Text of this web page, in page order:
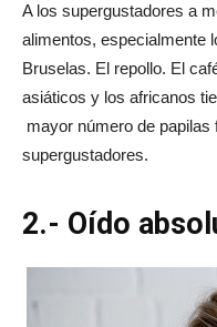
A los supergustadores a
alimentos, especialmente
Bruselas. El repollo. El
asiáticos y los africanos
mayor número de
supergustadores.
2.- Oído